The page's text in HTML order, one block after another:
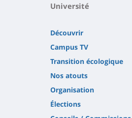
Université
Découvrir
Campus TV
Transition écologique
Nos atouts
Organisation
Élections